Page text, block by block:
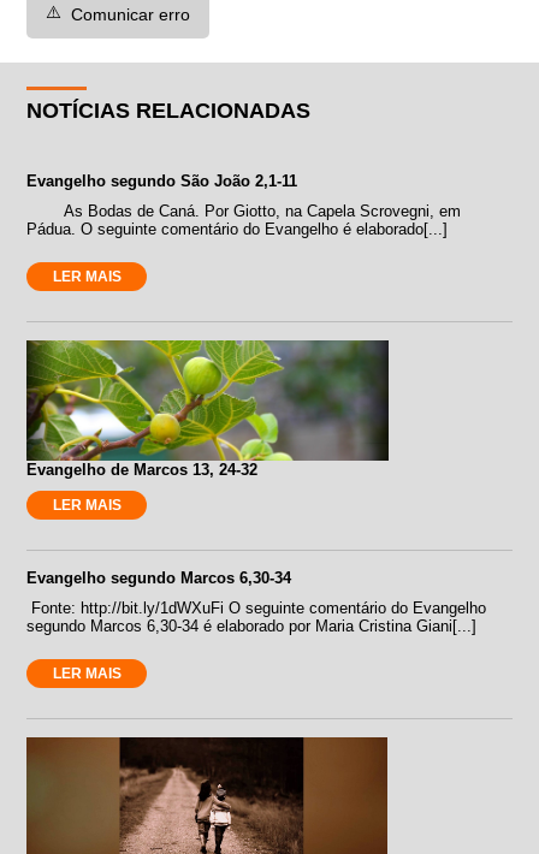
⚠️ Comunicar erro
NOTÍCIAS RELACIONADAS
Evangelho segundo São João 2,1-11
As Bodas de Caná. Por Giotto, na Capela Scrovegni, em
Pádua. O seguinte comentário do Evangelho é elaborado[...]
LER MAIS
Evangelho de Marcos 13, 24-32
LER MAIS
Evangelho segundo Marcos 6,30-34
Fonte: http://bit.ly/1dWXuFi O seguinte comentário do Evangelho
segundo Marcos 6,30-34 é elaborado por Maria Cristina Giani[...]
LER MAIS